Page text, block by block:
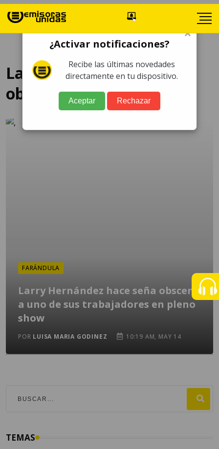
Larry Hernández seña
obscena empleado
FARÁNDULA
Larry Hernández hace seña obscena
a uno de sus trabajadores en pleno
show
POR LUISA MARIA GODINEZ 10:19 AM, MAY 14
TEMAS
×
¿Activar notificaciones?
Recibe las últimas novedades
directamente en tu dispositivo.
Aceptar Rechazar